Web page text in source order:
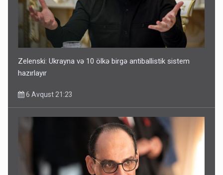
Zelenski: Ukrayna və 10 ölkə birgə antiballistik sistem
hazırlayır
6 Avqust 21:23